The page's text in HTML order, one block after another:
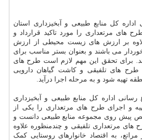
کل منابع طبیعی و آبخیزداری استان
های مرتعداری را مورد تاکید قرارداد و
بر ارزش های زیست محیطی از ارزش
می باشند و بعنوان بستر مناسب برای
برای تحقق این مهم لازم است طرح های
طرح های تلفیقی و کاشت گیاهان دارویی
تهیه شود و به مرحله اجرا درآید.
رسانی اداره کل منابع طبیعی و آبخیزداری
و اجرای طرح های مرتعداری را یکی از
پیش روی مجموعه منابع طبیعی دانست و
های مرتعداری تلفیقی و چندمنظوره علاوه
به اقتصاد خانوارهای روستایی کمک